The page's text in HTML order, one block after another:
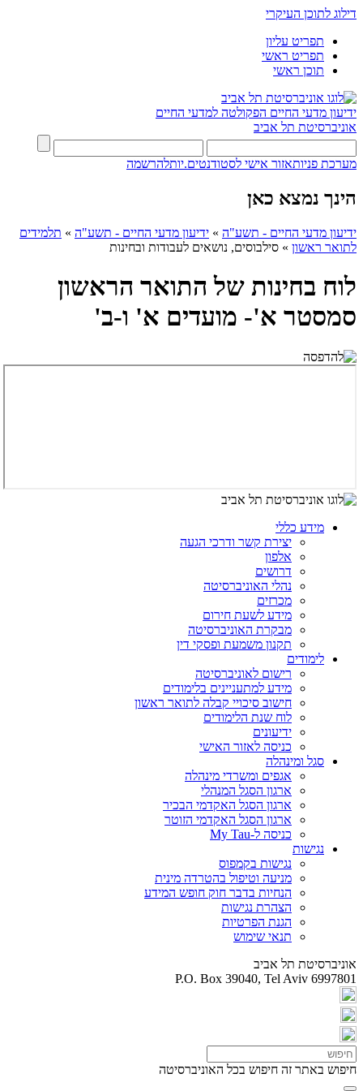
דילוג לתוכן העיקרי
תפריט עליון
תפריט ראשי
תוכן ראשי
ידיעון מדעי החיים הפקולטה למדעי החיים
אוניברסיטת תל אביב
מערכת פניותאזור אישי לסטודנטים.יותלהרשמה
הינך נמצא כאן
ידיעון מדעי החיים - תשע"ה » ידיעון מדעי החיים - תשע"ה » תלמידים
לתואר ראשון » סילבוסים, נושאים לעבודות ובחינות
לוח בחינות של התואר הראשון
סמסטר א'- מועדים א' ו-ב'
מידע כללי
יצירת קשר ודרכי הגעה
אלפון
דרושים
נהלי האוניברסיטה
מכרזים
מידע לשעת חירום
מבקרת האוניברסיטה
תקנון משמעת ופסקי דין
לימודים
רישום לאוניברסיטה
מידע למתעניינים בלימודים
חישוב סיכויי קבלה לתואר ראשון
לוח שנת הלימודים
ידיעונים
כניסה לאזור האישי
סגל ומינהלה
אגפים ומשרדי מינהלה
ארגון הסגל המנהלי
ארגון הסגל האקדמי הבכיר
ארגון הסגל האקדמי הזוטר
כניסה ל-My Tau
נגישות
נגישות בקמפוס
מניעה וטיפול בהטרדה מינית
הנחיות בדבר חוק חופש המידע
הצהרת נגישות
הגנת הפרטיות
תנאי שימוש
אוניברסיטת תל אביב
P.O. Box 39040, Tel Aviv 6997801
חיפוש באתר זה חיפוש בכל האוניברסיטה